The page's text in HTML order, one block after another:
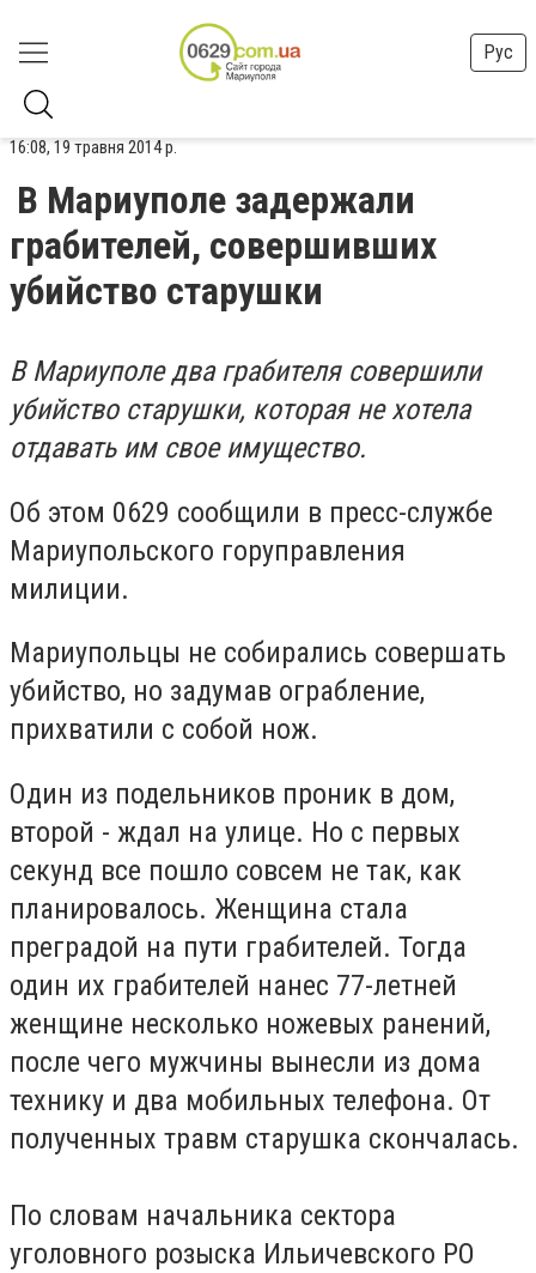
Рус
16:08, 19 травня 2014 р.
В Мариуполе задержали
грабителей, совершивших
убийство старушки
В Мариуполе два грабителя совершили
убийство старушки, которая не хотела
отдавать им свое имущество.
Об этом 0629 сообщили в пресс-службе
Мариупольского горуправления
милиции.
Мариупольцы не собирались совершать
убийство, но задумав ограбление,
прихватили с собой нож.
Один из подельников проник в дом,
второй - ждал на улице. Но с первых
секунд все пошло совсем не так, как
планировалось. Женщина стала
преградой на пути грабителей. Тогда
один их грабителей нанес 77-летней
женщине несколько ножевых ранений,
после чего мужчины вынесли из дома
технику и два мобильных телефона. От
полученных травм старушка скончалась.
По словам начальника сектора
уголовного розыска Ильичевского РО